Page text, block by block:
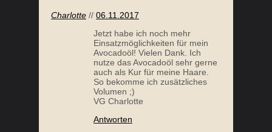
Charlotte // 06.11.2017
Jetzt habe ich noch mehr
Einsatzmöglichkeiten für mein
Avocadoöl! Vielen Dank. Ich
nutze das Avocadoöl sehr gerne
auch als Kur für meine Haare.
So bekomme ich zusätzliches
Volumen ;)
VG Charlotte
Antworten